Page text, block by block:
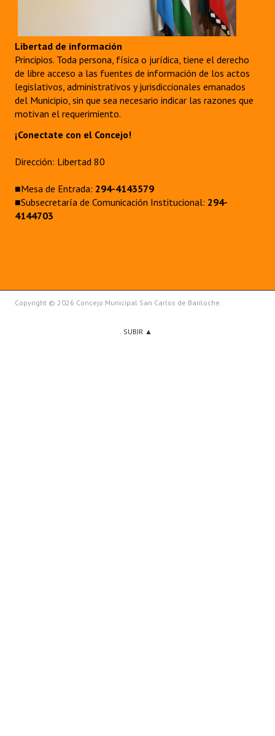
Libertad de información
Principios. Toda persona, física o jurídica, tiene el derecho
de libre acceso a las fuentes de información de los actos
legislativos, administrativos y jurisdiccionales emanados
del Municipio, sin que sea necesario indicar las razones que
motivan el requerimiento.
¡Conectate con el Concejo!
Dirección: Libertad 80
■Mesa de Entrada: 294-4143579
■Subsecretaría de Comunicación Institucional: 294-
4144703
Copyright © 2026 Concejo Municipal San Carlos de Bariloche.
SUBIR ▲